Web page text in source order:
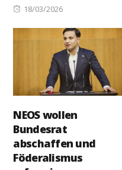
Posted
18/03/2026
NEOS wollen
Bundesrat
abschaffen und
Föderalismus